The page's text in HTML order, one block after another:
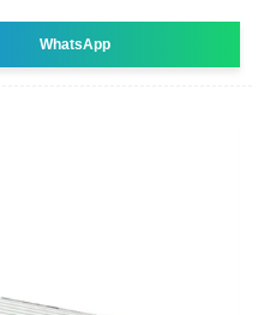
WhatsApp